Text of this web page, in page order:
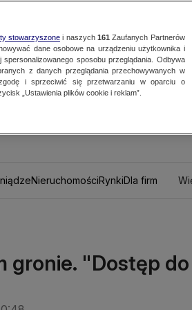
NieruchomościRynkiDla firm
gronie. "Dostęp
stowarzyszonei naszych 161 Zaufanych Partnerów
dane osobowe na urządzeniu użytkownika i
sposobu przeglądania. Odbywa
z danych przeglądania przechowywanych w
i sprzeciwić się przetwarzaniu w oparciu o
„Ustawienia plików cookie i reklam”.